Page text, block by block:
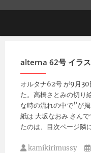
alterna 62号 イラ
オルタナ62号 が9月30
た。高橋さとみの切り
な時の流れの中で”が
紙は 大坂なおみ さん
たのは、目次ページ隣
kamikirimussy